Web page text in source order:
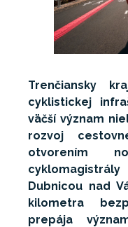
Trenčiansky
cyklistickej
väčší význam
rozvoj
otvorením
Dubnicou nad
kilometra
prepája